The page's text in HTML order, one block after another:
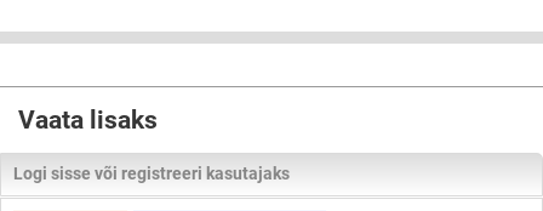
Vaata lisaks
Logi sisse või registreeri kasutajaks